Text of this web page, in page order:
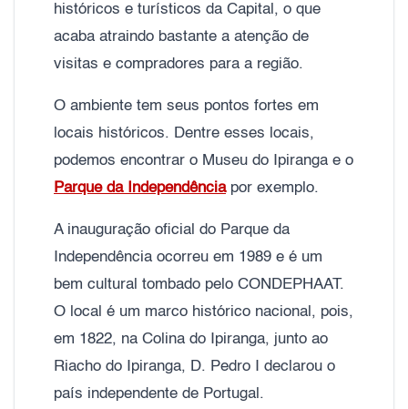
históricos e turísticos da Capital, o que
acaba atraindo bastante a atenção de
visitas e compradores para a região.
O ambiente tem seus pontos fortes em
locais históricos. Dentre esses locais,
podemos encontrar o Museu do Ipiranga e o
Parque da Independênciapor exemplo.
A inauguração oficial do Parque da
Independência ocorreu em 1989 e é um
bem cultural tombado pelo CONDEPHAAT.
O local é um marco histórico nacional, pois,
em 1822, na Colina do Ipiranga, junto ao
Riacho do Ipiranga, D. Pedro I declarou o
país independente de Portugal.